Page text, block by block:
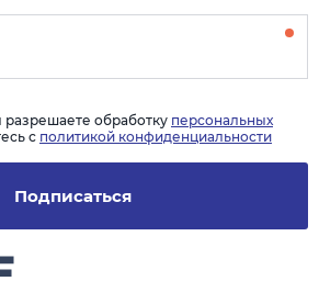
Подписаться
обработку персональных
с политикой конфиденциальности